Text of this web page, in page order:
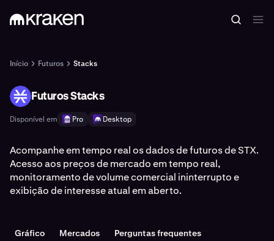
Início Futuros Stacks
STX Futuros Stacks
Disponível em Pro Desktop
Acompanhe em tempo real os dados de futuros de STX.
Acesso aos preços de mercado em tempo real,
monitoramento de volume comercial ininterrupto e
exibição de interesse atual em aberto.
Gráfico Mercados Perguntas frequentes